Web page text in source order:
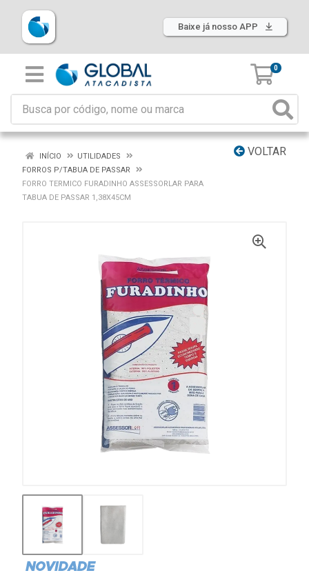
Baixe já nosso APP
0
VOLTAR
INÍCIO
UTILIDADES
FORROS P/TABUA DE PASSAR
FORRO TERMICO FURADINHO ASSESSORLAR PARA
TABUA DE PASSAR 1,38X45CM